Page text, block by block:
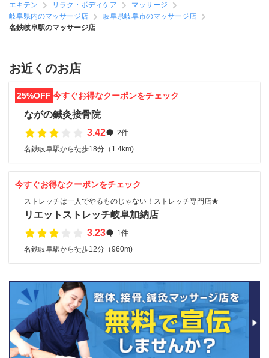
エキテン リラク・ボディケア
マッサージ
岐阜県内のマッサージ店
岐阜県岐阜市のマッサージ店
名鉄岐阜駅のマッサージ店
お近くのお店
25%OFF 今すぐお得なクーポンをチェック
ながの鍼灸接骨院
3.42
2件
名鉄岐阜駅から徒歩18分（1.4km)
今すぐお得なクーポンをチェック
ストレッチは一人でやるものじゃない！ストレッチ専門店★
リエットストレッチ岐阜加納店
3.23
1件
名鉄岐阜駅から徒歩12分（960m)